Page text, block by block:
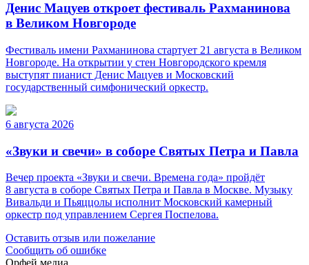
Денис Мацуев откроет фестиваль Рахманинова
в Великом Новгороде
Фестиваль имени Рахманинова стартует 21 августа в Великом
Новгороде. На открытии у стен Новгородского кремля
выступят пианист Денис Мацуев и Московский
государственный симфонический оркестр.
6 августа 2026
«Звуки и свечи» в соборе Святых Петра и Павла
Вечер проекта «Звуки и свечи. Времена года» пройдёт
8 августа в соборе Святых Петра и Павла в Москве. Музыку
Вивальди и Пьяццолы исполнит Московский камерный
оркестр под управлением Сергея Поспелова.
Оставить отзыв или пожелание
Сообщить об ошибке